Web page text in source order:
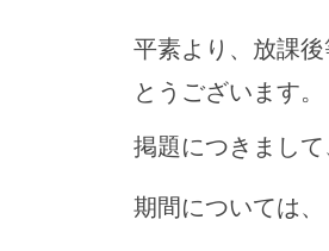
平素より、放課
とうございます。
掲題につきまし
期間については、